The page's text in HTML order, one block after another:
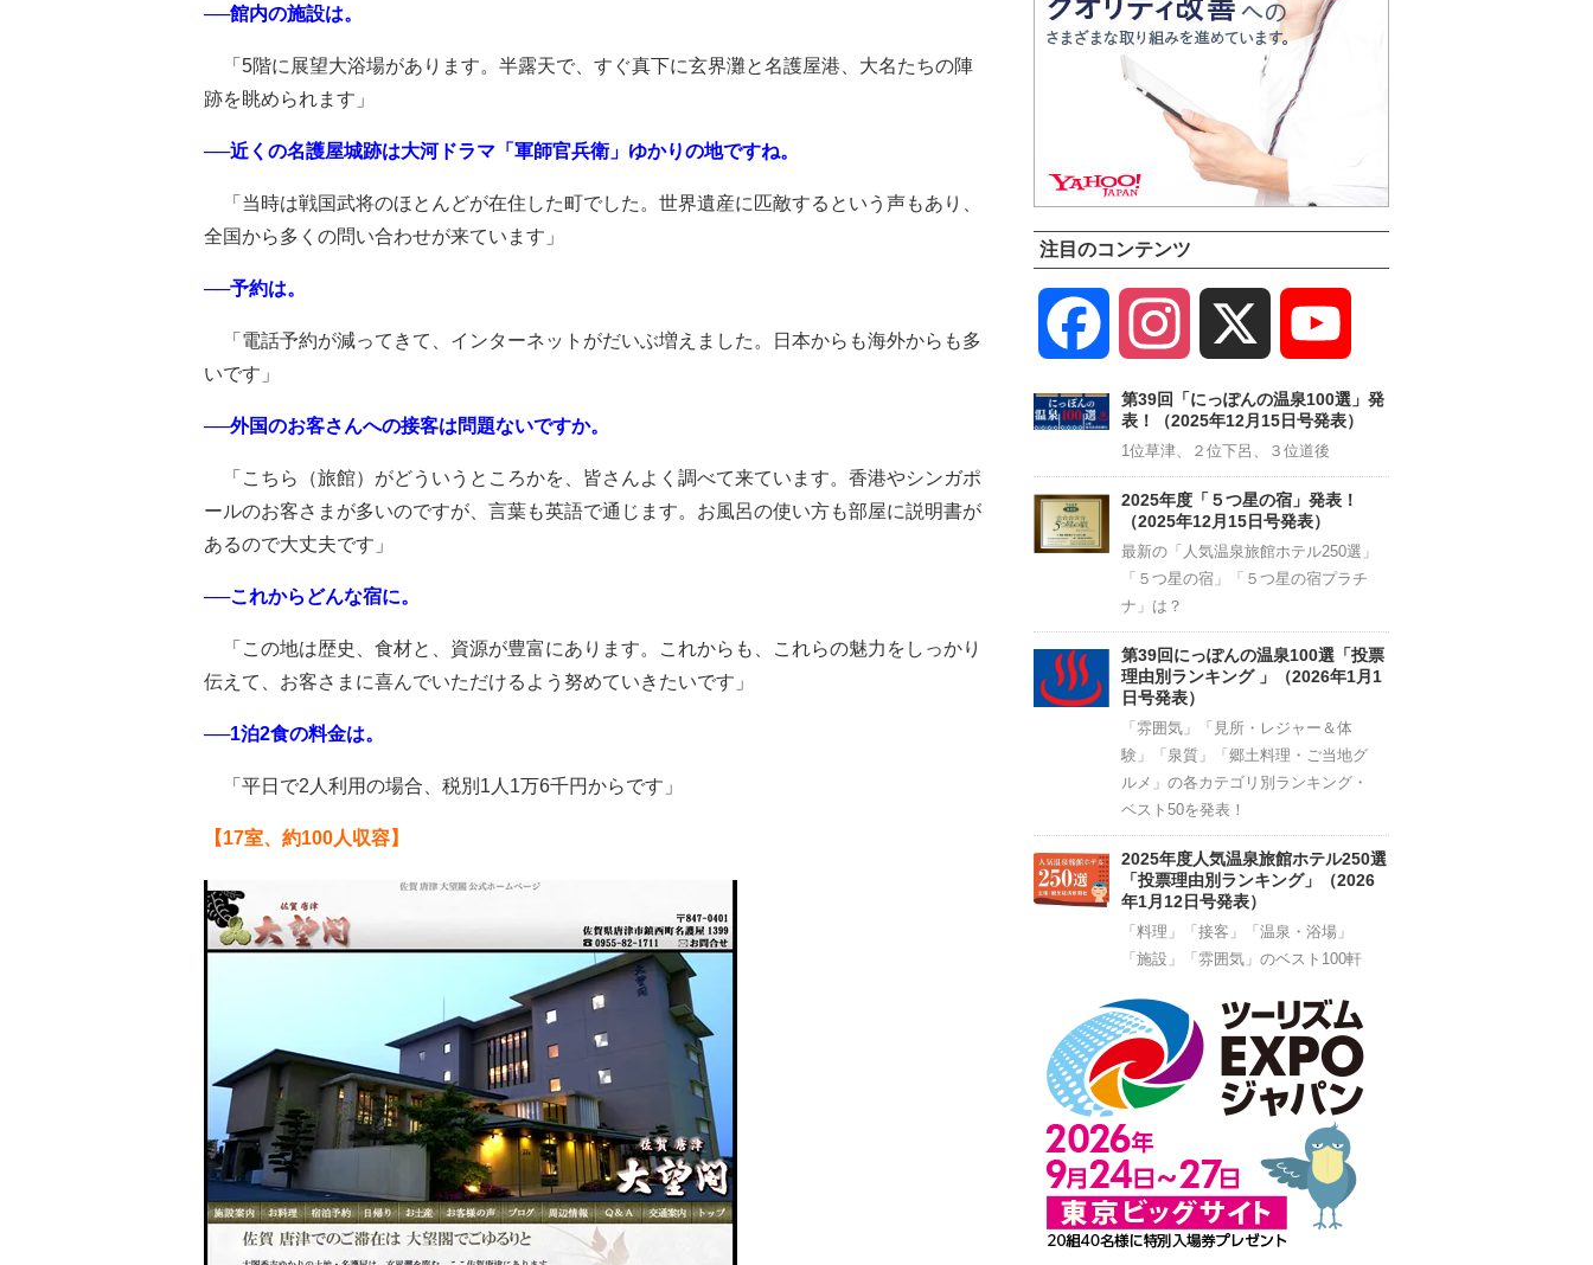
──館内の施設は。
「5階に展望大浴場があります。半露天で、すぐ真下に玄界灘と名護屋港、大名たちの陣
跡を眺められます」
──近くの名護屋城跡は大河ドラマ「軍師官兵衛」ゆかりの地ですね。
「当時は戦国武将のほとんどが在住した町でした。世界遺産に匹敵するという声もあり、
全国から多くの問い合わせが来ています」
──予約は。
「電話予約が減ってきて、インターネットがだいぶ増えました。日本からも海外からも多
いです」
──外国のお客さんへの接客は問題ないですか。
「こちら（旅館）がどういうところかを、皆さんよく調べて来ています。香港やシンガポ
ールのお客さまが多いのですが、言葉も英語で通じます。お風呂の使い方も部屋に説明書が
あるので大丈夫です」
──これからどんな宿に。
「この地は歴史、食材と、資源が豊富にあります。これからも、これらの魅力をしっかり
伝えて、お客さまに喜んでいただけるよう努めていきたいです」
──1泊2食の料金は。
「平日で2人利用の場合、税別1人1万6千円からです」
【17室、約100人収容】
注目のコンテンツ
Facebook Instagram
Channel
第39回「にっぽんの温泉100選」発
表！（2025年12月15日号発表）
1位草津、２位下呂、３位道後
2025年度「５つ星の宿」発表！
（2025年12月15日号発表）
最新の「人気温泉旅館ホテル250選」
「５つ星の宿」「５つ星の宿プラチ
ナ」は？
第39回にっぽんの温泉100選「投票
理由別ランキング 」（2026年1月1
日号発表）
「雰囲気」「見所・レジャー＆体
験」「泉質」「郷土料理・ご当地グ
ルメ」の各カテゴリ別ランキング・
ベスト50を発表！
2025年度人気温泉旅館ホテル250選
「投票理由別ランキング」（2026
年1月12日号発表）
「料理」「接客」「温泉・浴場」
「施設」「雰囲気」のベスト100軒